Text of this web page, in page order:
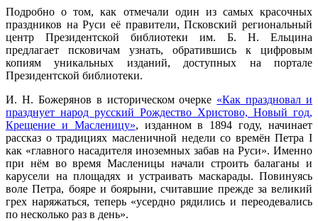
Подробно о том, как отмечали один из самых красочных
праздников на Руси её правители, Псковский региональный
центр Президентской библиотеки им. Б. Н. Ельцина
предлагает псковичам узнать, обратившись к цифровым
копиям уникальных изданий, доступных на портале
Президентской библиотеки.
И. Н. Божерянов в историческом очерке «Как праздновал и
празднует народ русский Рождество Христово, Новый год,
Крещение и Масленицу», изданном в 1894 году, начинает
рассказ о традициях масленичной недели со времён Петра I
как «главного насадителя иноземных забав на Руси». Именно
при нём во время Масленицы начали строить балаганы и
карусели на площадях и устраивать маскарады. Повинуясь
воле Петра, бояре и боярыни, считавшие прежде за великий
грех наряжаться, теперь «усердно рядились и переодевались
по несколько раз в день».